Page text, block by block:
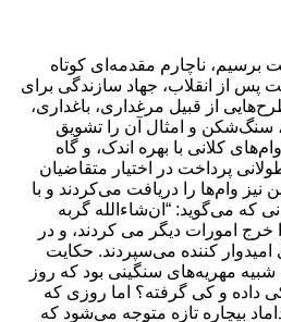
برسیم، ناچارم مقدمه‌ای کوتاه
از انقلاب، جهاد سازندگی برای
از قبیل مرغداری، باغداری،
سنگ‌شکن و امثال آن را تشویق
کلانی با بهره اندک، و گاه
پرداخت در اختیار متقاضیان
وام‌ها را دریافت می‌کردند و با
که می‌گوید: “ان‌شاءالله گربه
خرج امورات دیگر می کردند، و در
امیدوار کننده می‌سپردند. حکایت
مهریه‌های سنگینی بود که روز
داده و کی گرفته؟ اما روزی که
بیچاره تازه متوجه می‌شود که